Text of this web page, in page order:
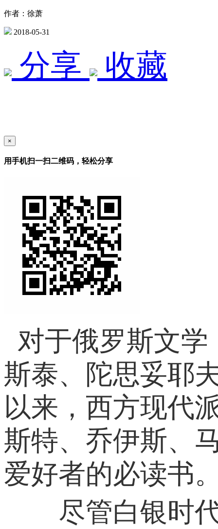
作者：徐萧
2018-05-31
分享 收藏
×
用手机扫一扫二维码，轻松分享
对于俄罗斯文
斯泰、陀思妥耶
以来，西方现代
斯特、乔伊斯、
爱好者的必读书
尽管白银时代